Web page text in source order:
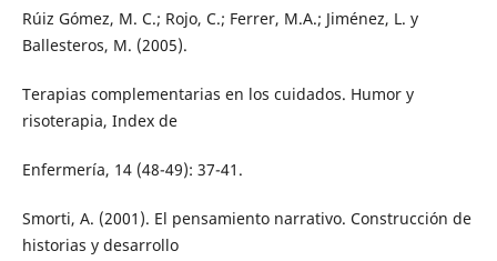
Rúiz Gómez, M. C.; Rojo, C.; Ferrer, M.A.; Jiménez, L. y
Ballesteros, M. (2005).
Terapias complementarias en los cuidados. Humor y
risoterapia, Index de
Enfermería, 14 (48-49): 37-41.
Smorti, A. (2001). El pensamiento narrativo. Construcción de
historias y desarrollo